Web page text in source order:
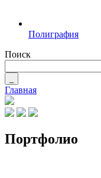
Полиграфия
Поиск
Вы здесь
Главная
Портфолио